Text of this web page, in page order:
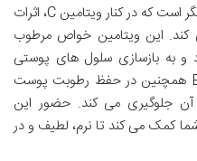
ویتامین E یک آنتی اکسیدان قوی دیگر است که در کنار ویتامین C، اثرات
کند. این ویتامین خواص مرطوب
و به بازسازی سلول های پوستی
آسیب دیده کمک می کند. ویتامین E همچنین در حفظ رطوبت پوست
جلوگیری می کند. حضور این
کمک می کند تا نرم، لطیف و در